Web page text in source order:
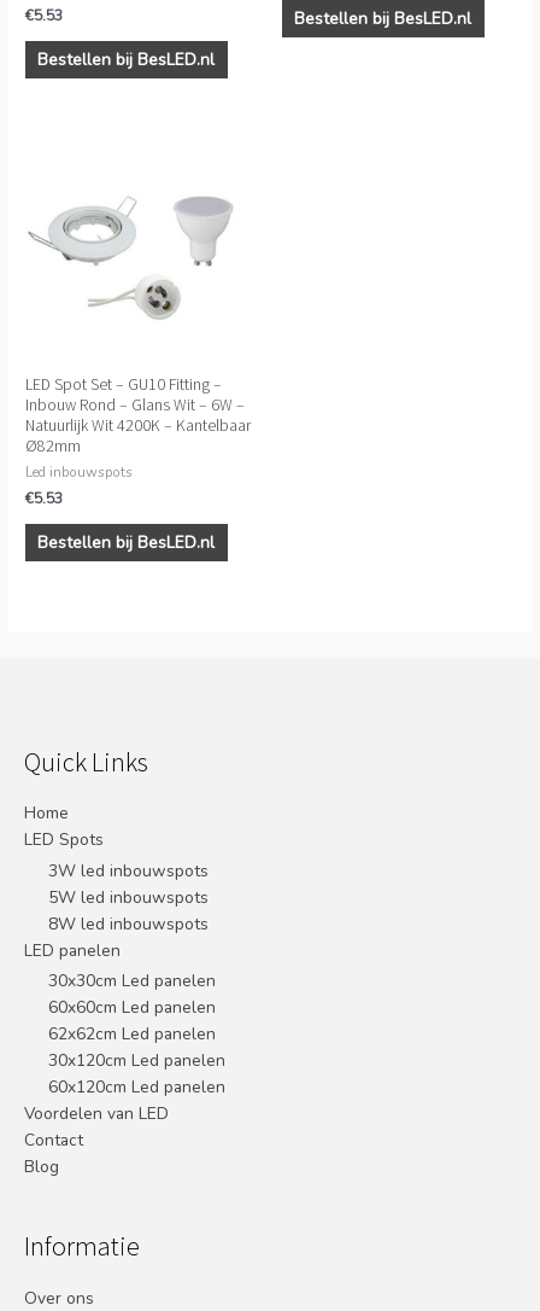
€5.53
Bestellen bij BesLED.nl
Bestellen bij BesLED.nl
LED Spot Set – GU10 Fitting –
Inbouw Rond – Glans Wit – 6W –
Natuurlijk Wit 4200K – Kantelbaar
Ø82mm
Led inbouwspots
€5.53
Bestellen bij BesLED.nl
Quick Links
Home
LED Spots
3W led inbouwspots
5W led inbouwspots
8W led inbouwspots
LED panelen
30x30cm Led panelen
60x60cm Led panelen
62x62cm Led panelen
30x120cm Led panelen
60x120cm Led panelen
Voordelen van LED
Contact
Blog
Informatie
Over ons